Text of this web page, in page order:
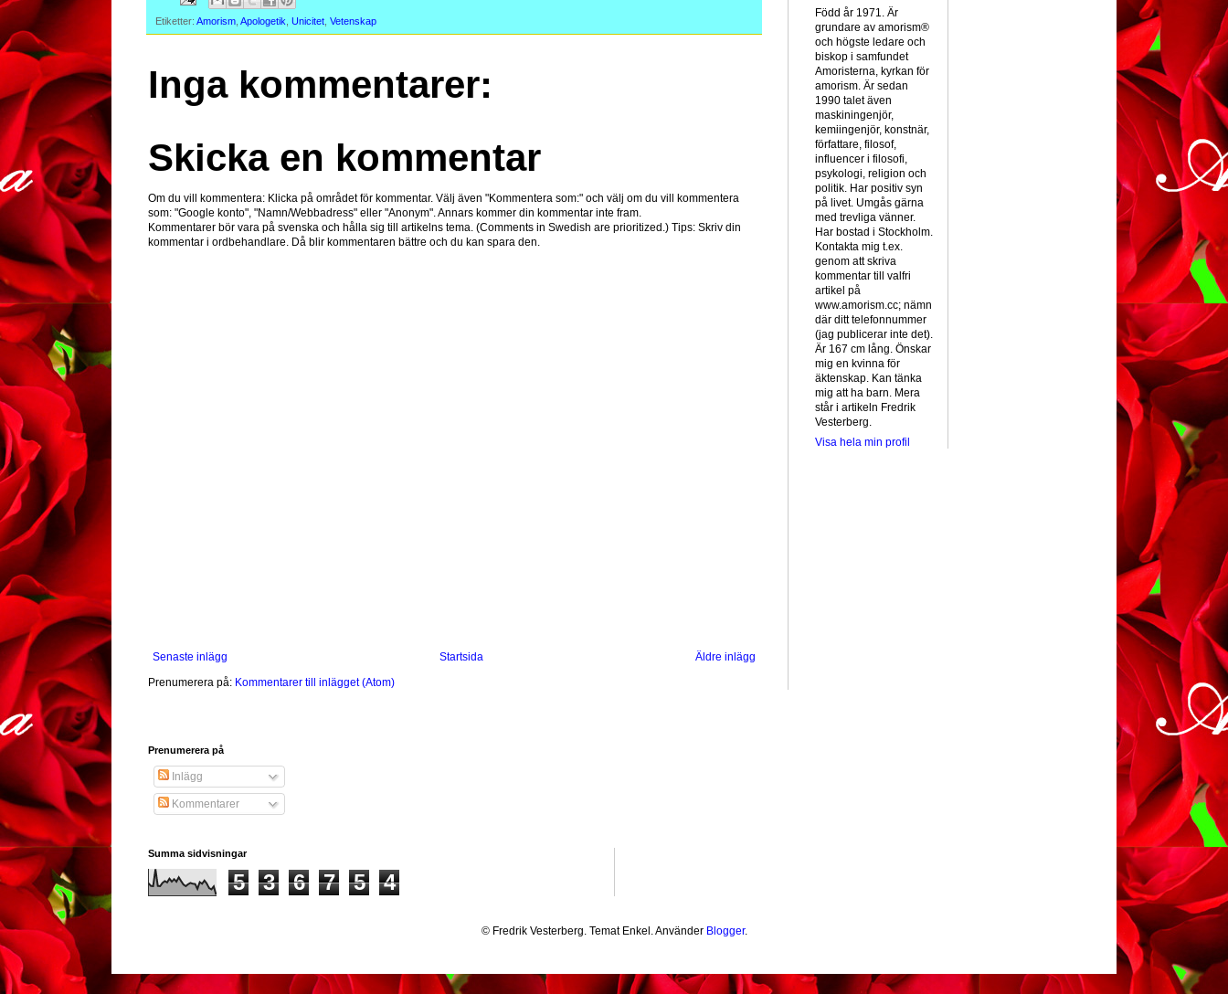
Etiketter: Amorism Apologetik Unicitet Vetenskap
Inga kommentarer:
Skicka en kommentar
Om du vill kommentera: Klicka på området för kommentar. Välj även "Kommentera som:" och välj om du vill kommentera
som: "Google konto", "Namn/Webbadress" eller "Anonym". Annars kommer din kommentar inte fram.
Kommentarer bör vara på svenska och hålla sig till artikelns tema. (Comments in Swedish are prioritized.) Tips: Skriv din
kommentar i ordbehandlare. Då blir kommentaren bättre och du kan spara den.
Senaste inlägg Äldre inlägg
Startsida
Prenumerera på: Kommentarer till inlägget (Atom)
Född år 1971. Är
grundare av amorism®
och högste ledare och
biskop i samfundet
Amoristerna, kyrkan för
amorism. Är sedan
1990 talet även
maskiningenjör,
kemiingenjör, konstnär,
författare, filosof,
influencer i filosofi,
psykologi, religion och
politik. Har positiv syn
på livet. Umgås gärna
med trevliga vänner.
Har bostad i Stockholm.
Kontakta mig t.ex.
genom att skriva
kommentar till valfri
artikel på
www.amorism.cc; nämn
där ditt telefonnummer
(jag publicerar inte det).
Är 167 cm lång. Önskar
mig en kvinna för
äktenskap. Kan tänka
mig att ha barn. Mera
står i artikeln Fredrik
Vesterberg.
Visa hela min profil
Prenumerera på
Inlägg
Kommentarer
Summa sidvisningar
5 3 6 7 5 4
© Fredrik Vesterberg. Temat Enkel. Använder Blogger.